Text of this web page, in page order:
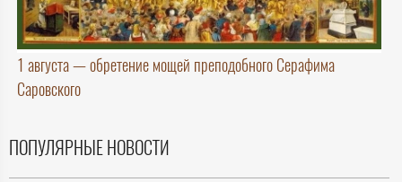
1 августа — обретение мощей преподобного Серафима
Саровского
ПОПУЛЯРНЫЕ НОВОСТИ